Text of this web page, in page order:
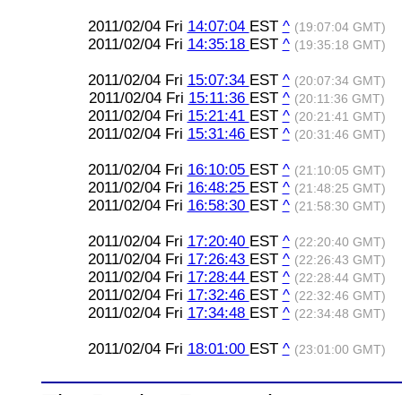
2011/02/04 Fri 14:07:04 EST ^ (19:07:04 GMT)
2011/02/04 Fri 14:35:18 EST ^ (19:35:18 GMT)
2011/02/04 Fri 15:07:34 EST ^ (20:07:34 GMT)
2011/02/04 Fri 15:11:36 EST ^ (20:11:36 GMT)
2011/02/04 Fri 15:21:41 EST ^ (20:21:41 GMT)
2011/02/04 Fri 15:31:46 EST ^ (20:31:46 GMT)
2011/02/04 Fri 16:10:05 EST ^ (21:10:05 GMT)
2011/02/04 Fri 16:48:25 EST ^ (21:48:25 GMT)
2011/02/04 Fri 16:58:30 EST ^ (21:58:30 GMT)
2011/02/04 Fri 17:20:40 EST ^ (22:20:40 GMT)
2011/02/04 Fri 17:26:43 EST ^ (22:26:43 GMT)
2011/02/04 Fri 17:28:44 EST ^ (22:28:44 GMT)
2011/02/04 Fri 17:32:46 EST ^ (22:32:46 GMT)
2011/02/04 Fri 17:34:48 EST ^ (22:34:48 GMT)
2011/02/04 Fri 18:01:00 EST ^ (23:01:00 GMT)